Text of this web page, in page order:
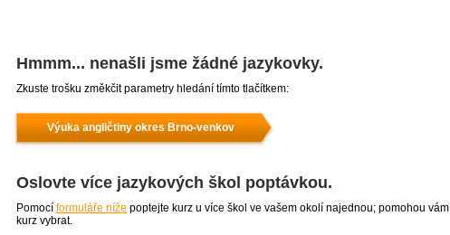
Hmmm... nenašli jsme žádné jazykovky.
Zkuste trošku změkčit parametry hledání tímto tlačítkem:
Výuka angličtiny okres Brno-venkov
Oslovte více jazykových škol poptávkou.
Pomocí formuláře níže poptejte kurz u více škol ve vašem okolí najednou; pomohou vám
kurz vybrat.